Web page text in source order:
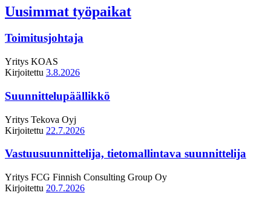
Uusimmat työpaikat
Toimitusjohtaja
Yritys KOAS
Kirjoitettu 3.8.2026
Suunnittelupäällikkö
Yritys Tekova Oyj
Kirjoitettu 22.7.2026
Vastuusuunnittelija, tietomallintava suunnittelija
Yritys FCG Finnish Consulting Group Oy
Kirjoitettu 20.7.2026